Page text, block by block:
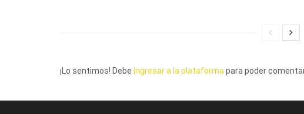
¡Lo sentimos! Debe ingresar a la plataforma para poder